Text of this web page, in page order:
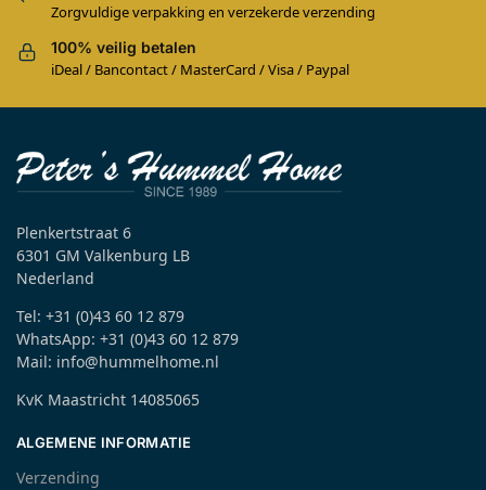
Zorgvuldige verpakking en verzekerde verzending
100% veilig betalen
iDeal / Bancontact / MasterCard / Visa / Paypal
Plenkertstraat 6
6301 GM Valkenburg LB
Nederland
Tel: +31 (0)43 60 12 879
WhatsApp: +31 (0)43 60 12 879
Mail: info@hummelhome.nl
KvK Maastricht 14085065
ALGEMENE INFORMATIE
Verzending